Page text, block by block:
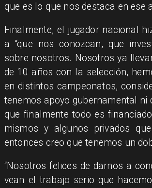
que es lo que nos destaca en ese
Finalmente, el jugador nacional
a “que nos conozcan, que
sobre nosotros. Nosotros ya
de 10 años con la selección,
en distintos campeonatos,
tenemos apoyo gubernamental ni
que finalmente todo es
mismos y algunos privados
entonces creo que tenemos un
“Nosotros felices de darnos a
vean el trabajo serio que